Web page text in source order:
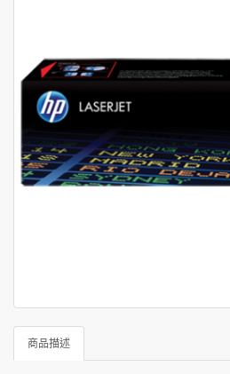
商品描述